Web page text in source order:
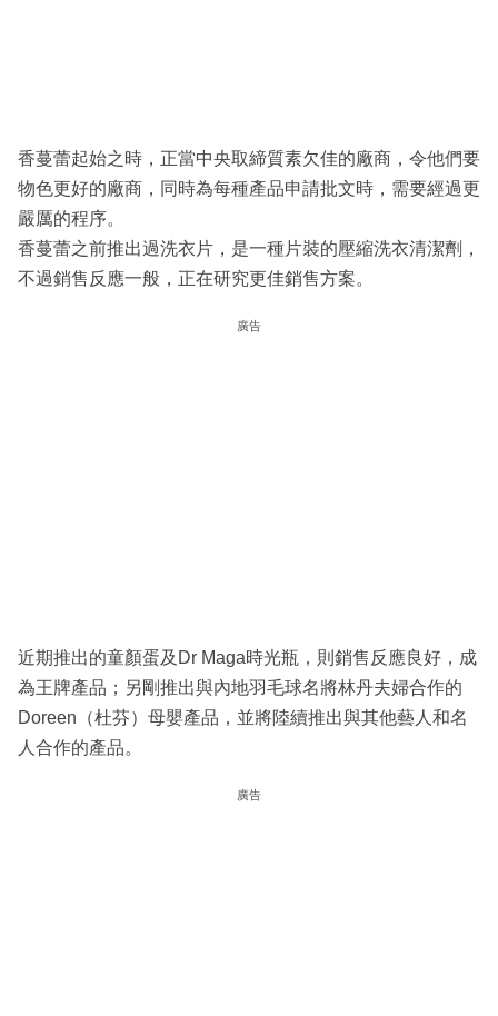
香蔓蕾起始之時，正當中央取締質素欠佳的廠商，令他們要
物色更好的廠商，同時為每種產品申請批文時，需要經過更
嚴厲的程序。
香蔓蕾之前推出過洗衣片，是一種片裝的壓縮洗衣清潔劑，
不過銷售反應一般，正在研究更佳銷售方案。
廣告
近期推出的童顏蛋及Dr Maga時光瓶，則銷售反應良好，成
為王牌產品；另剛推出與內地羽毛球名將林丹夫婦合作的
Doreen（杜芬）母嬰產品，並將陸續推出與其他藝人和名
人合作的產品。
廣告